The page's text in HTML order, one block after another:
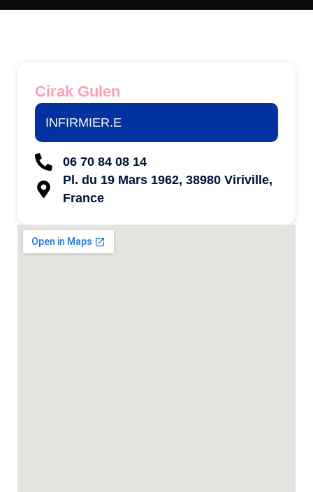
Cirak Gulen
INFIRMIER.E
06 70 84 08 14
Pl. du 19 Mars 1962, 38980 Viriville,
France